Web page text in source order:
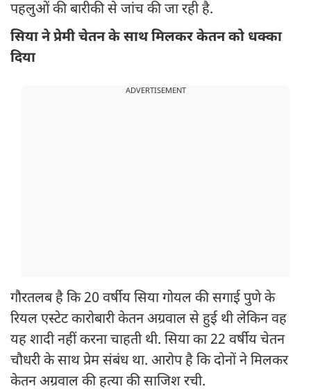
पहलुओं की बारीकी से जांच की जा रही है.
सिया ने प्रेमी चेतन के साथ मिलकर केतन को धक्का
दिया
ADVERTISEMENT
गौरतलब है कि 20 वर्षीय सिया गोयल की सगाई पुणे के
रियल एस्टेट कारोबारी केतन अग्रवाल से हुई थी लेकिन वह
यह शादी नहीं करना चाहती थी. सिया का 22 वर्षीय चेतन
चौधरी के साथ प्रेम संबंध था. आरोप है कि दोनों ने मिलकर
केतन अग्रवाल की हत्या की साजिश रची.